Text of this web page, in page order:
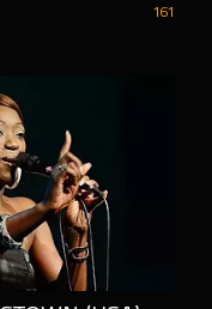
161